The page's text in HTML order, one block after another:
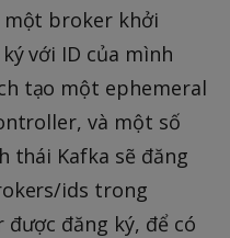
broker khởi
với ID của mình
tạo một ephemeral
và một số
thái Kafka sẽ đăng
ids trong
đăng ký, để có